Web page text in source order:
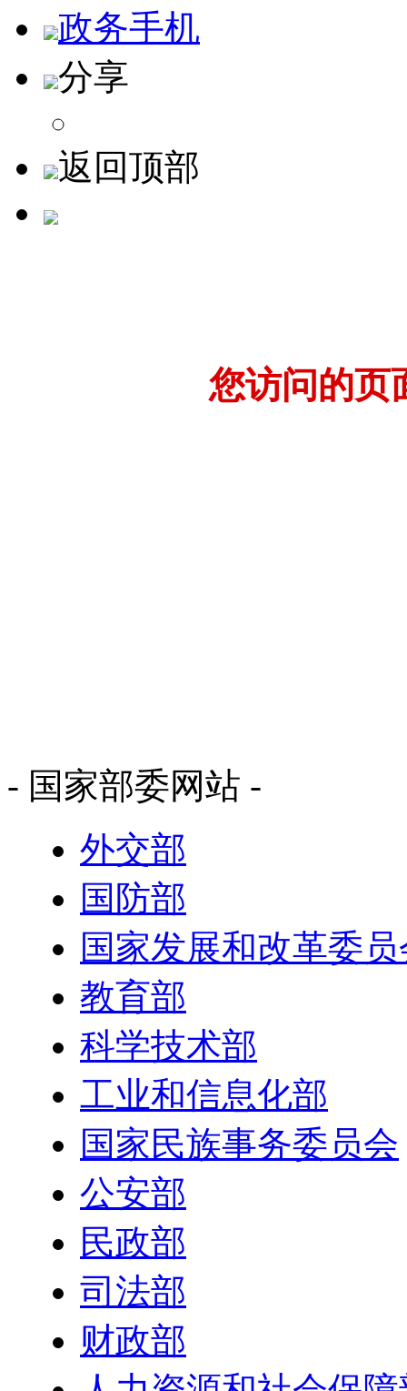
政务手机
分享
返回顶部
您访问的页
- 国家部委网站 -
外交部
国防部
国家发展和改革委
教育部
科学技术部
工业和信息化部
国家民族事务委员会
公安部
民政部
司法部
财政部